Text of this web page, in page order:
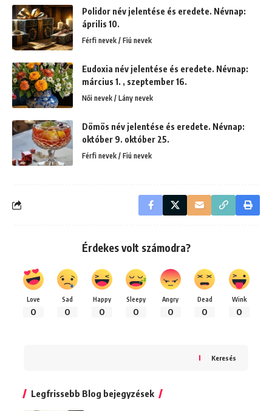
Polidor név jelentése és eredete. Névnap:
április 10.
Férfi nevek / Fiú nevek
Eudoxia név jelentése és eredete. Névnap:
március 1. , szeptember 16.
Női nevek / Lány nevek
Dömös név jelentése és eredete. Névnap:
október 9. október 25.
Férfi nevek / Fiú nevek
Érdekes volt számodra?
Love
0
Sad
0
Happy
0
Sleepy
0
Angry
0
Dead
0
Wink
0
Keresés
Legfrissebb Blog bejegyzések